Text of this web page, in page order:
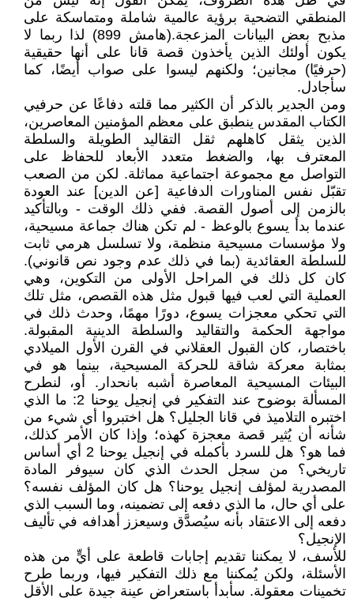
المنطقي التضحية برؤية عالمية شاملة ومتماسكة على
مذبح بعض البيانات المزعجة.(هامش 899) لذا ربما لا
يكون أولئك الذين يأخذون قصة قانا على أنها حقيقية
(حرفيًا) مجانين؛ ولكنهم ليسوا على صواب أيضًا، كما
سأجادل.
ومن الجدير بالذكر أن الكثير مما قلته دفاعًا عن حرفيي
الكتاب المقدس ينطبق على معظم المؤمنين المعاصرين،
الذين يثقل كاهلهم ثقل التقاليد الطويلة والسلطة
المعترف بها، والضغط متعدد الأبعاد للحفاظ على
التواصل مع مجموعة اجتماعية مماثلة. لكن من الصعب
تقبّل نفس المناورات الدفاعية [عن الدين] عند العودة
بالزمن إلى أصول القصة. ففي ذلك الوقت - وبالتأكيد
عندما بدأ يسوع بالوعظ - لم تكن هناك جماعة مسيحية،
ولا مؤسسات مسيحية منظمة، ولا تسلسل هرمي ثابت
للسلطة العقائدية (بما في ذلك عدم وجود نص قانوني).
كان كل ذلك في المراحل الأولى من التكوين، وهي
العملية التي لعب فيها قبول مثل هذه القصص، مثل تلك
التي تحكي معجزات يسوع، دورًا مهمًا، وحدث ذلك في
مواجهة الحكمة والتقاليد والسلطة الدينية المقبولة.
باختصار، كان القبول العقلاني في القرن الأول الميلادي
بمثابة معركة شاقة للحركة المسيحية، بينما هو في
البيئات المسيحية المعاصرة أشبه بانحدار. أو، لنطرح
المسألة بوضوح عند التفكير في إنجيل يوحنا 2: ما الذي
اختبره التلاميذ في قانا الجليل؟ هل اختبروا أي شيء من
شأنه أن يُثير قصة معجزة كهذه؛ وإذا كان الأمر كذلك،
فما هو؟ هل للسرد بأكمله في إنجيل يوحنا 2 أي أساس
تاريخي؟ من سجل الحدث الذي كان سيوفر المادة
المصدرية لمؤلف إنجيل يوحنا؟ هل كان المؤلف نفسه؟
على أي حال، ما الذي دفعه إلى تضمينه، وما السبب الذي
دفعه إلى الاعتقاد بأنه سيُصدَّق وسيعزز أهدافه في تأليف
الإنجيل؟
للأسف، لا يمكننا تقديم إجابات قاطعة على أيٍّ من هذه
الأسئلة، ولكن يُمكننا مع ذلك التفكير فيها، وربما طرح
تخمينات معقولة. سأبدأ باستعراض عينة جيدة على الأقل